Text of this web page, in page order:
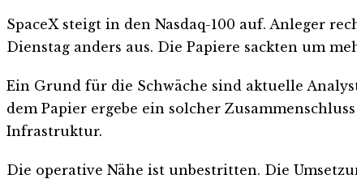
SpaceX steigt in den Nasdaq-100 auf. Anleger
Dienstag anders aus. Die Papiere sackten um
Ein Grund für die Schwäche sind aktuelle
dem Papier ergebe ein solcher
Infrastruktur.
Die operative Nähe ist unbestritten. Die